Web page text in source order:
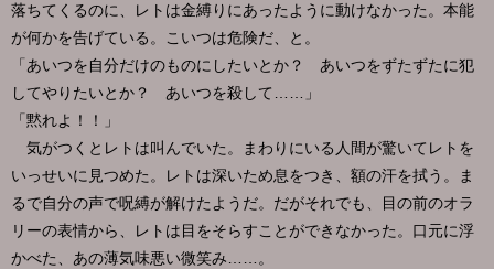
落ちてくるのに、レトは金縛りにあったように動けなかった。本能
が何かを告げている。こいつは危険だ、と。
「あいつを自分だけのものにしたいとか？ あいつをずたずたに犯
してやりたいとか？ あいつを殺して……」
「黙れよ！！」
気がつくとレトは叫んでいた。まわりにいる人間が驚いてレトを
いっせいに見つめた。レトは深いため息をつき、額の汗を拭う。ま
るで自分の声で呪縛が解けたようだ。だがそれでも、目の前のオラ
リーの表情から、レトは目をそらすことができなかった。口元に浮
かべた、あの薄気味悪い微笑み……。